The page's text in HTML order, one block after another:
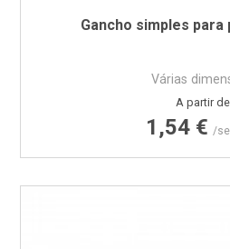
Gancho simples para
Várias
A partir de
1,54 € /